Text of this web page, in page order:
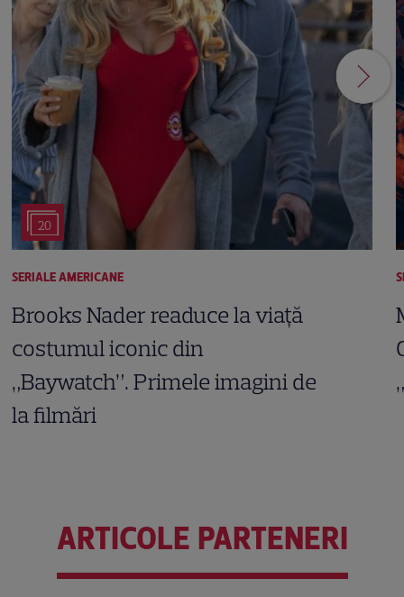
20
SERIALE AMERICANE
Brooks Nader readuce la viață
costumul iconic din
„Baywatch”. Primele imagini de
la filmări
ARTICOLE PARTENERI